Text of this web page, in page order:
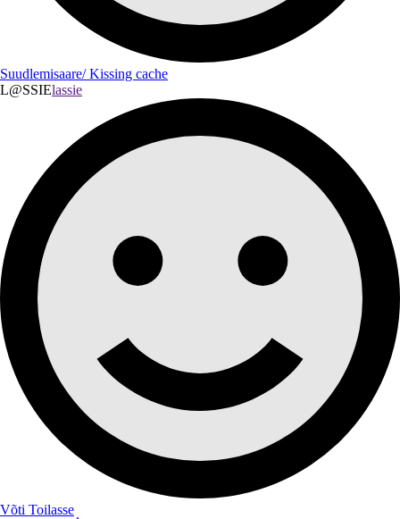
Suudlemisaare/ Kissing cache
L@SSIElassie
Võti Toilasse